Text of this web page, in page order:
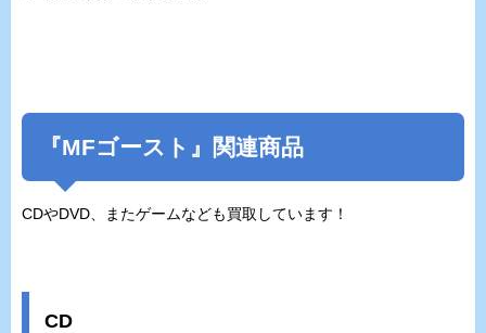
『MFゴースト 』関連商品
CDやDVD、またゲームなども買取しています！
CD